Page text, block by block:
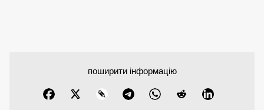
поширити інформацію